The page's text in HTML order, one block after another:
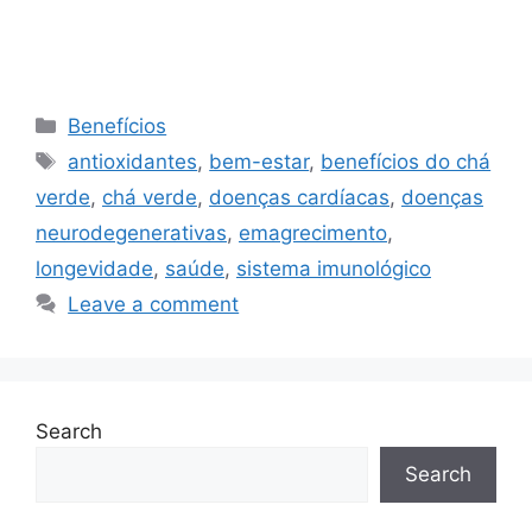
Categories
Benefícios
Tags
antioxidantes, bem-estar, benefícios do chá
verde, chá verde, doenças cardíacas, doenças
neurodegenerativas, emagrecimento,
longevidade, saúde, sistema imunológico
Leave a comment
Search
Search